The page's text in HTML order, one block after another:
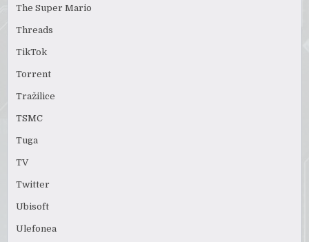
The Super Mario
Threads
TikTok
Torrent
Tražilice
TSMC
Tuga
TV
Twitter
Ubisoft
Ulefonea